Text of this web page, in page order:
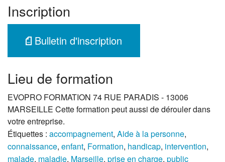
Inscription
Bulletin d'inscription
Lieu de formation
EVOPRO FORMATION 74 RUE PARADIS - 13006
MARSEILLE Cette formation peut aussi de dérouler dans
votre entreprise.
Étiquettes : accompagnement, Aide à la personne,
connaissance, enfant, Formation, handicap, intervention,
malade, maladie, Marseille, prise en charge, public